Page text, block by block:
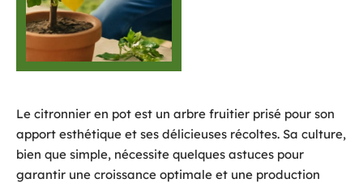
Le citronnier en pot est un arbre fruitier prisé pour son
apport esthétique et ses délicieuses récoltes. Sa culture,
bien que simple, nécessite quelques astuces pour
garantir une croissance optimale et une production